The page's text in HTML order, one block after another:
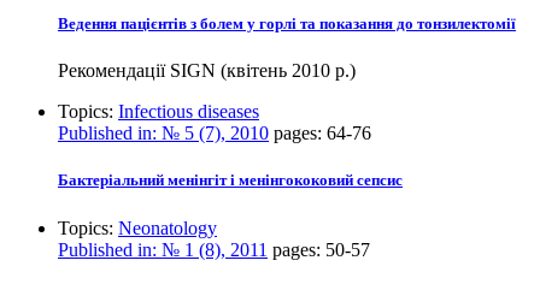
Ведення пацієнтів з болем у горлі та показання до тонзилектомії
Рекомендації SIGN (квітень 2010 р.)
Topics: Infectious diseases
Published in: № 5 (7), 2010 pages: 64-76
Бактеріальний менінгіт і менінгококовий сепсис
Topics: Neonatology
Published in: № 1 (8), 2011 pages: 50-57